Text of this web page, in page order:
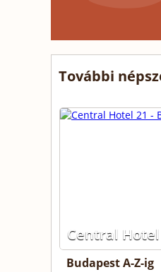
További
Central
Budapest A-Z-ig